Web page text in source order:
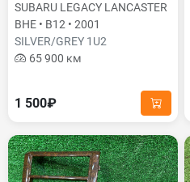
SUBARU LEGACY LANCASTER
BHE • B12 • 2001
SILVER/GREY 1U2
65 900 км
1 500₽